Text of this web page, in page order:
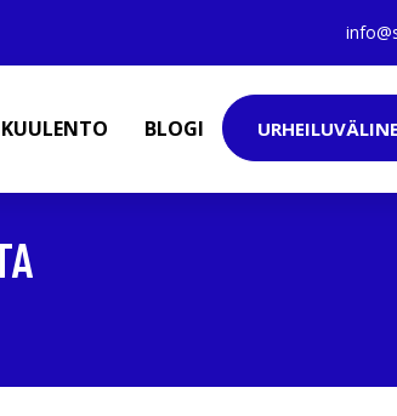
KUULENTO BLOGI